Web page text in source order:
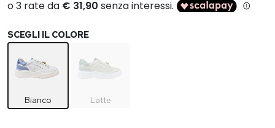
SCEGLI IL COLORE
Bianco Latte